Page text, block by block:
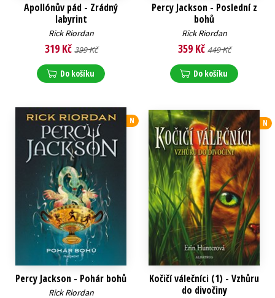
Apollónův pád - Zrádný
labyrint
Rick Riordan
319 Kč 399 Kč
Do košíku
Percy Jackson - Poslední z
bohů
Rick Riordan
359 Kč 449 Kč
Do košíku
N
Percy Jackson - Pohár bohů
Rick Riordan
N
Kočičí válečníci (1) - Vzhůru
do divočiny